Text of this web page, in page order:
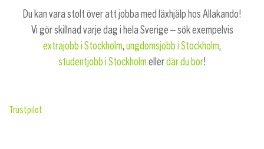
Du kan vara stolt över att jobba med läxhjälp hos Allakando!
Vi gör skillnad varje dag i hela Sverige – sök exempelvis
extrajobb i Stockholm, ungdomsjobb i Stockholm,
studentjobb i Stockholm ellerdär du bor!
Trustpilot